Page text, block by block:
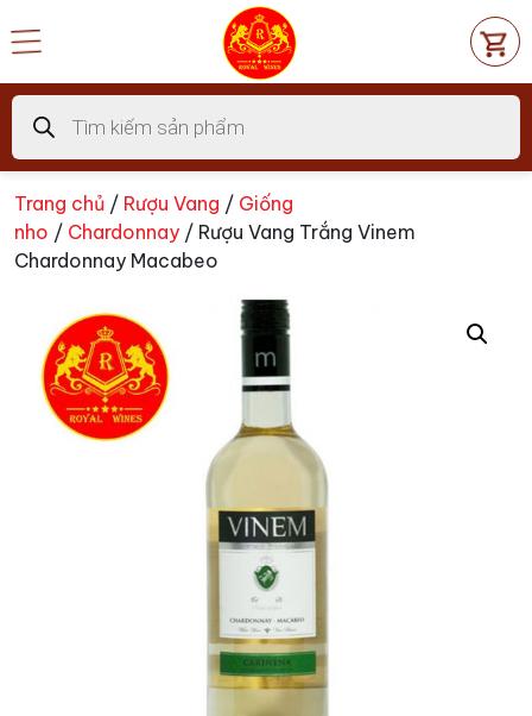
đến
dung
Tìm
kiếm
sản
phẩm
Trang chủ / Rượu Vang / Giống
nho / Chardonnay / Rượu Vang Trắng Vinem
Chardonnay Macabeo